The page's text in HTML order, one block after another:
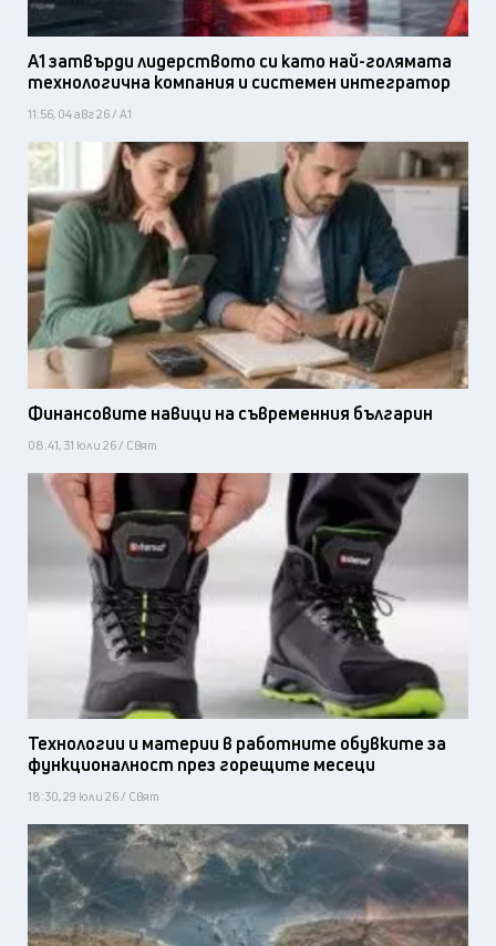
А1 затвърди лидерството си като най-голямата
технологична компания и системен интегратор
11:56, 04 авг 26 / А1
Финансовите навици на съвременния българин
08:41, 31 юли 26 / Свят
Технологии и материи в работните обувките за
функционалност през горещите месеци
18:30, 29 юли 26 / Свят